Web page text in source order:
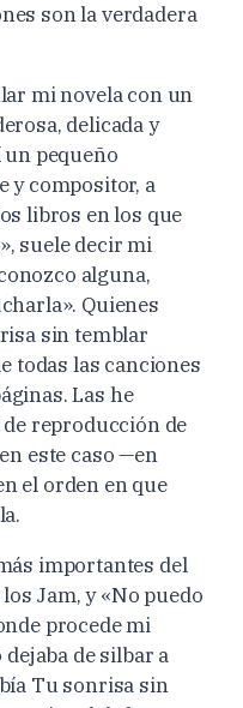
son la verdadera
mi novela con un
delicada y
pequeño
y compositor, a
libros en los que
suele decir mi
alguna,
Quienes
sin temblar
todas las canciones
Las he
reproducción de
este caso —en
el orden en que
importantes del
Jam, y «No puedo
procede mi
de silbar a
Tu sonrisa sin